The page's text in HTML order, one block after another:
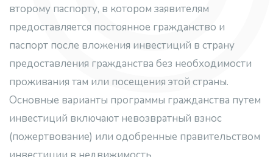
второму паспорту, в котором заявителям
предоставляется постоянное гражданство и
паспорт после вложения инвестиций в страну
предоставления гражданства без необходимости
проживания там или посещения этой страны.
Основные варианты программы гражданства путем
инвестиций включают невозвратный взнос
(пожертвование) или одобренные правительством